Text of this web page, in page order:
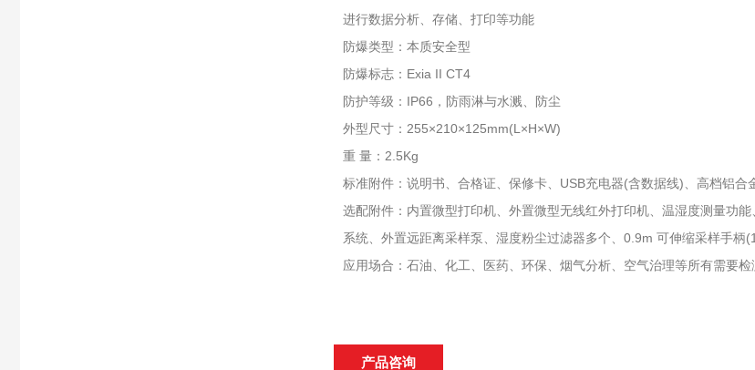
进行数据分析、存储、打印等功能
防爆类型：本质安全型
防爆标志：Exia II CT4
防护等级：IP66，防雨淋与水溅、防尘
外型尺寸：255×210×125mm(L×H×W)
重 量：2.5Kg
标准附件：说明书、合格证、保修卡、USB充电器(含数据线)、高档铝
选配附件：内置微型打印机、外置微型无线红外打印机、温湿度测量功
系统、外置远距离采样泵、湿度粉尘过滤器多个、0.9m 可伸缩采样手柄
应用场合：石油、化工、医药、环保、烟气分析、空气治理等所有需要
产品咨询